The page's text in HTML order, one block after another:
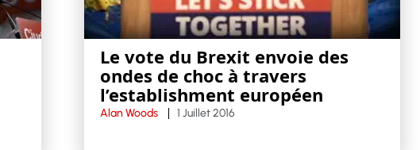
Le vote du Brexit envoie des
ondes de choc à travers
l’establishment européen
Alan Woods 1 Juillet 2016